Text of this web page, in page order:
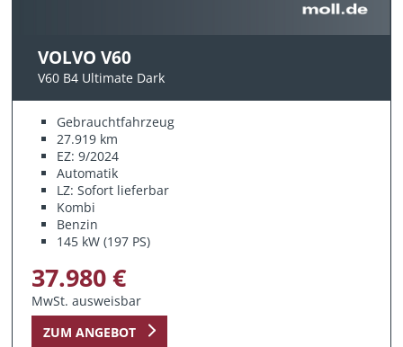
VOLVO V60
V60 B4 Ultimate Dark
Gebrauchtfahrzeug
27.919 km
EZ: 9/2024
Automatik
LZ: Sofort lieferbar
Kombi
Benzin
145 kW (197 PS)
37.980 €
MwSt. ausweisbar
ZUM ANGEBOT